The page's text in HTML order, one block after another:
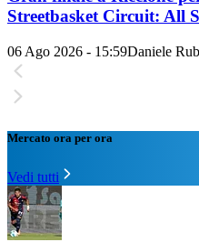
Streetbasket Circuit: All
06 Ago 2026 - 15:59Daniele
Mercato ora per ora
Vedi tutti